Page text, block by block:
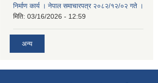
निर्माण कार्य । नेपाल समाचारपत्र २०८२/१२/०२ गते ।
मिति: 03/16/2026 - 12:59
अन्य